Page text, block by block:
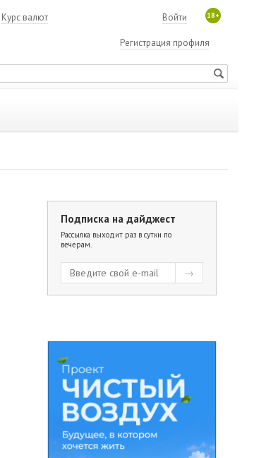
Курс валют 18+
Войти
Регистрация профиля
Подписка на дайджест
Рассылка выходит раз в сутки по
вечерам.